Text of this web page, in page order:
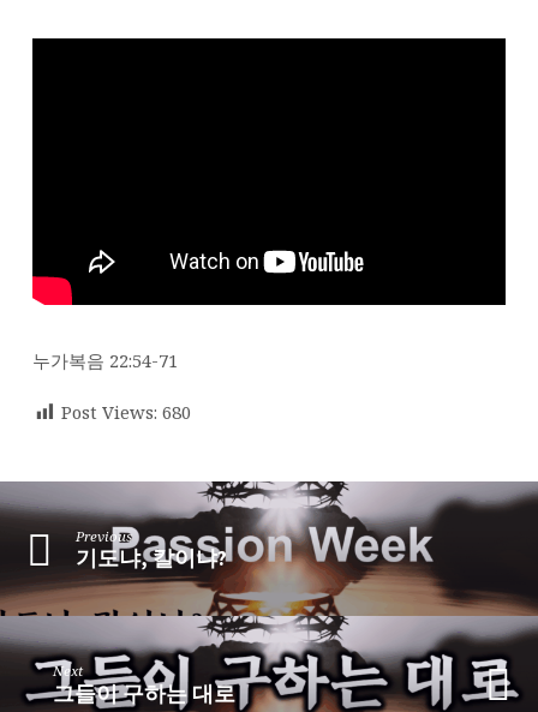
과
누가복음 22:54-71
Post Views: 680
Previous
기도냐, 칼이냐?
Next
그들이 구하는 대로